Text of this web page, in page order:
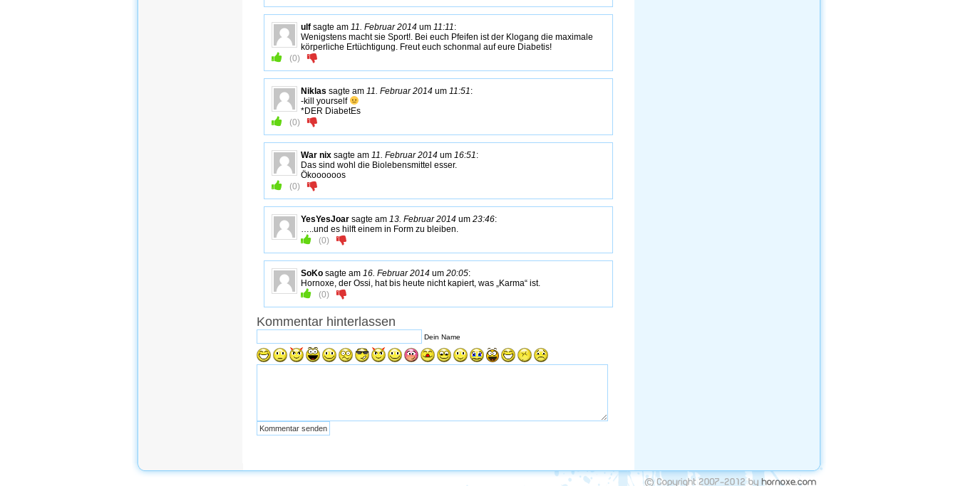
ulf sagte am 11. Februar 2014 um 11:11 :
Wenigstens macht sie Sport!. Bei euch Pfeifen ist der Klogang die maximale
körperliche Ertüchtigung. Freut euch schonmal auf eure Diabetis!
(0)
Niklas sagte am 11. Februar 2014 um 11:51 :
-kill yourself
*DER DiabetEs
(0)
War nix sagte am 11. Februar 2014 um 16:51 :
Das sind wohl die Biolebensmittel esser.
Ökoooooos
(0)
YesYesJoar sagte am 13. Februar 2014 um 23:46:
…..und es hilft einem in Form zu bleiben.
(0)
SoKo sagte am 16. Februar 2014 um 20:05:
Hornoxe, der Ossi, hat bis heute nicht kapiert, was „Karma“ ist.
(0)
Kommentar hinterlassen
Dein Name